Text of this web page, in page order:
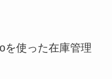
を使った在庫管理